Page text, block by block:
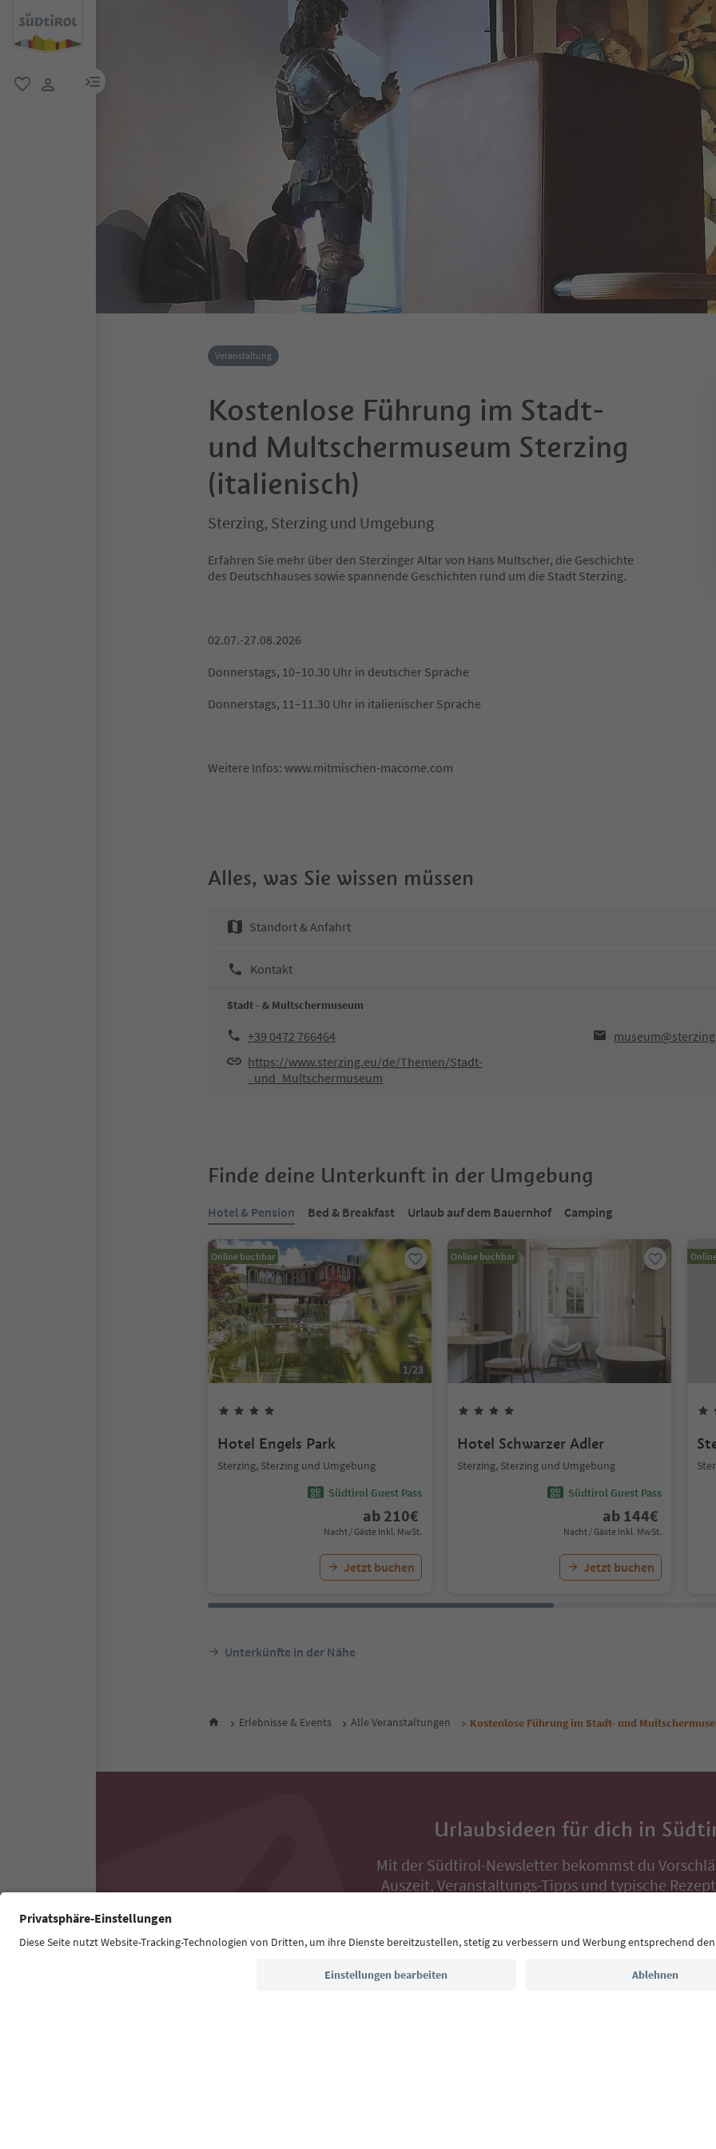
menu link
Veranstaltung
Kostenlose Führung im Stadt-
und Multschermuseum Sterzing
(italienisch)
Sterzing, Sterzing und Umgebung
Erfahren Sie mehr über den Sterzinger Altar von Hans Multscher, die Geschichte
des Deutschhauses sowie spannende Geschichten rund um die Stadt Sterzing.
02.07.-27.08.2026
Donnerstags, 10–10.30 Uhr in deutscher Sprache
Donnerstags, 11–11.30 Uhr in italienischer Sprache
Weitere Infos: www.mitmischen-macome.com
Alles, was Sie wissen müssen
Standort & Anfahrt
Kontakt
Stadt - & Multschermuseum
+39 0472 766464
https://www.sterzing.eu/de/Themen/Stadt-
_und_Multschermuseum
Finde deine Unterkunft in der Umgebung
Hotel & Pension Bed & Breakfast Urlaub auf dem Bauernhof Camping
Online buchbar
1/23
Hotel Engels Park
Sterzing, Sterzing und Umgebung
Südtirol Guest Pass
ab 210€
Nacht / Gäste Inkl. MwSt.
Jetzt buchen
Online buchbar
Hotel Schwarzer Adler
Sterzing, Sterzing und Umgebung
Südtirol Guest Pass
ab 144€
Nacht / Gäste Inkl. MwSt.
Jetzt buchen
Unterkünfte in der Nähe
Erlebnisse & Events Alle Veranstaltungen Kostenlose Führung im Stadt- und
Urlaubsideen für dich in
Mit der Südtirol-Newsletter bekommst du
Auszeit, Veranstaltungs-Tipps und typische